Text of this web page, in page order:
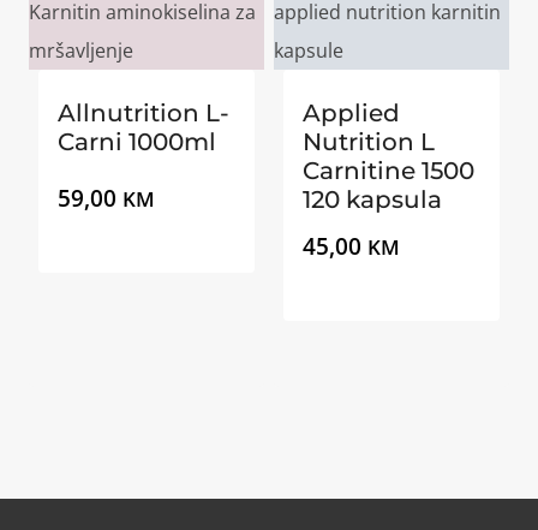
Allnutrition L-
Carni 1000ml
59,00 KM
Applied
Nutrition L
Carnitine 1500
120 kapsula
45,00 KM